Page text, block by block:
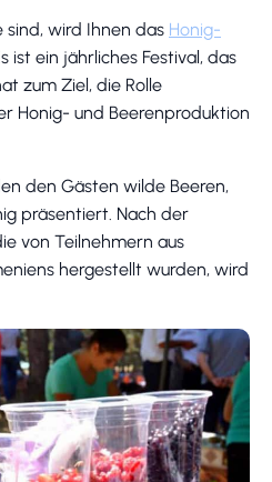
sind, wird Ihnen das Honig-
ist ein jährliches Festival, das
zum Ziel, die Rolle
Honig- und Beerenproduktion
den Gästen wilde Beeren,
präsentiert. Nach der
von Teilnehmern aus
hergestellt wurden, wird